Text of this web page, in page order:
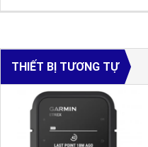
THIẾT BỊ TƯƠNG TỰ